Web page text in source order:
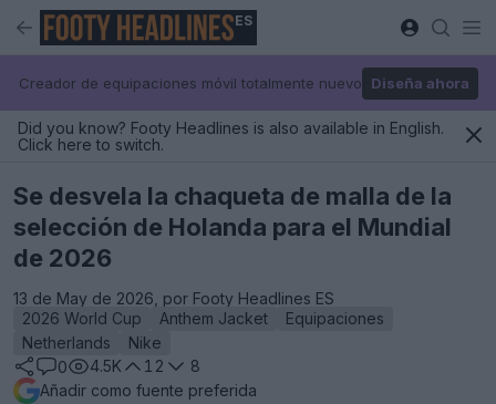
ES
Creador de equipaciones móvil totalmente nuevo Diseña ahora
Did you know? Footy Headlines is also available in English.
Click here to switch.
Se desvela la chaqueta de malla de la
selección de Holanda para el Mundial
de 2026
13 de May de 2026, por Footy Headlines ES
2026 World Cup
Anthem Jacket
Equipaciones
Netherlands
Nike
0
4.5K 12
8
Añadir como fuente preferida